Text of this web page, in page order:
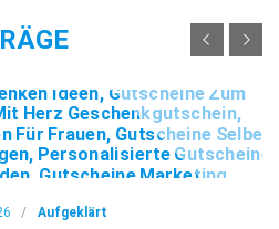
Aufgeklärt